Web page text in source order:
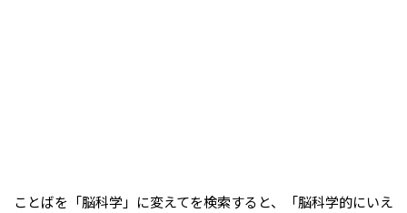
ことばを「脳科学」に変えてを検索すると、「脳科学的にいえ